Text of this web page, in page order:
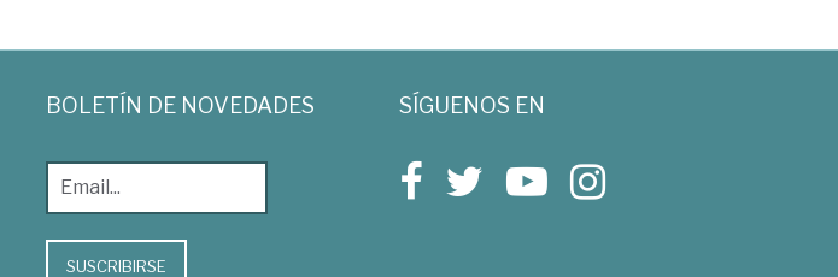
BOLETÍN DE NOVEDADES
SUSCRIBIRSE
SÍGUENOS EN